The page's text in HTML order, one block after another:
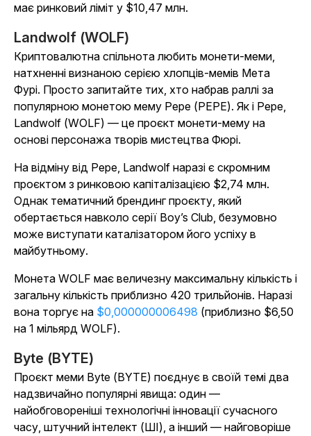
має ринковий ліміт у $10,47 млн.
Landwolf (WOLF)
Криптовалютна спільнота любить монети-меми,
натхненні визнаною серією хлопців-мемів Мета
Фурі. Просто запитайте тих, хто набрав раллі за
популярною монетою мему Pepe (PEPE). Як і Pepe,
Landwolf (WOLF) — це проєкт монети-мему на
основі персонажа творів мистецтва Фюрі.
На відміну від Pepe, Landwolf наразі є скромним
проєктом з ринковою капіталізацією $2,74 млн.
Однак тематичний брендинг проєкту, який
обертається навколо серії Boy’s Club, безумовно
може виступати каталізатором його успіху в
майбутньому.
Монета WOLF має величезну максимальну кількість і
загальну кількість приблизно 420 трильйонів. Наразі
вона торгує на $0,000000006498 (приблизно $6,50
на 1 мільярд WOLF).
Byte (BYTE)
Проєкт меми Byte (BYTE) поєднує в своїй темі два
надзвичайно популярні явища: один —
найобговореніші технологічні інновації сучасного
часу, штучний інтелект (ШІ), а інший — найговоріше